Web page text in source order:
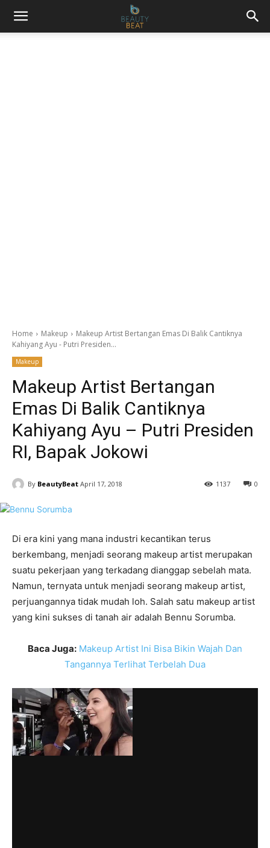
Home Makeup
Makeup Artist Bertangan Emas Di Balik Cantiknya
Kahiyang Ayu - Putri Presiden...
Makeup
Makeup Artist Bertangan
Emas Di Balik Cantiknya
Kahiyang Ayu – Putri Presiden
RI, Bapak Jokowi
By BeautyBeat April 17, 2018 0
1137
Di era kini yang mana industri kecantikan terus
berkembang, menjadi seorang makeup artist merupakan
suatu pekerjaan yang terkadang dianggap sebelah mata.
Namun, ternyata untuk menjadi seorang makeup artist,
perjuangannya tidak mudah loh. Salah satu makeup artist
yang kini sukses di tanah air adalah Bennu Sorumba.
Baca Juga: Makeup Artist Ini Bisa Bikin Wajah Dan
Tangannya Terlihat Terbelah Dua